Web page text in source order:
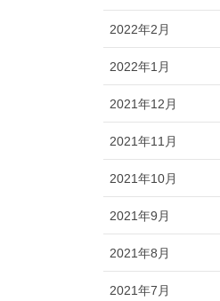
2022年2月
2022年1月
2021年12月
2021年11月
2021年10月
2021年9月
2021年8月
2021年7月